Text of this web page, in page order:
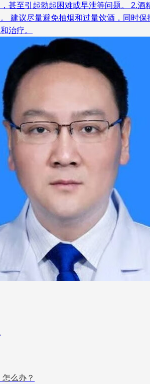
甚至引起勃起困难或早泄等问题。 2.
建议尽量避免抽烟和过量饮酒，同时
治疗。
么办？